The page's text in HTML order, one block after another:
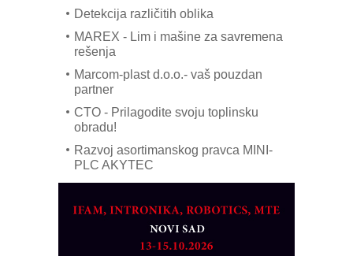
Detekcija različitih oblika
MAREX - Lim i mašine za savremena
rešenja
Marcom-plast d.o.o.- vaš pouzdan
partner
CTO - Prilagodite svoju toplinsku
obradu!
Razvoj asortimanskog pravca MINI-
PLC AKYTEC
dostupan u Srbiji
MOTOMAN – NEXT-Robotika vođena
veštačkom inteligencijom